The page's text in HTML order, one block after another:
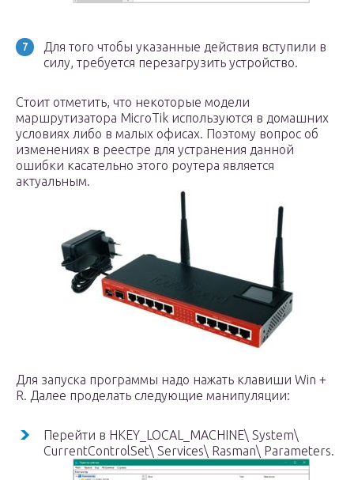
Для того чтобы указанные действия вступили в
силу, требуется перезагрузить устройство.
Стоит отметить, что некоторые модели
маршрутизатора MicroTik используются в домашних
условиях либо в малых офисах. Поэтому вопрос об
изменениях в реестре для устранения данной
ошибки касательно этого роутера является
актуальным.
Для запуска программы надо нажать клавиши Win +
R. Далее проделать следующие манипуляции:
Перейти в HKEY_LOCAL_MACHINE\ System\
CurrentControlSet\ Services\ Rasman\ Parameters.